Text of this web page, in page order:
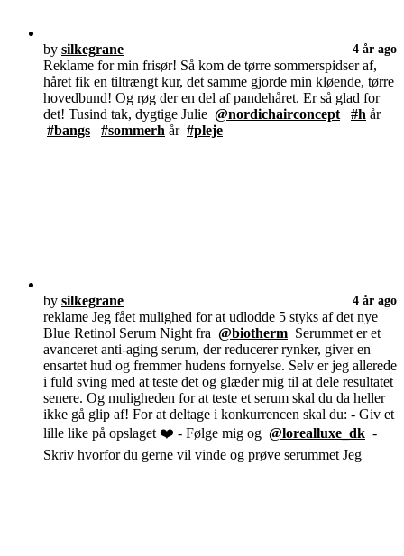
by silkegrane 4 år ago
Reklame for min frisør! Så kom de tørre sommerspidser af,
håret fik en tiltrængt kur, det samme gjorde min kløende, tørre
hovedbund! Og røg der en del af pandehåret. Er så glad for
det! Tusind tak, dygtige Julie @nordichairconcept #h år
#bangs
#sommerh år #pleje
by silkegrane 4 år ago
reklame Jeg fået mulighed for at udlodde 5 styks af det nye
Blue Retinol Serum Night fra @biotherm Serummet er et
avanceret anti-aging serum, der reducerer rynker, giver en
ensartet hud og fremmer hudens fornyelse. Selv er jeg allerede
i fuld sving med at teste det og glæder mig til at dele resultatet
senere. Og muligheden for at teste et serum skal du da heller
ikke gå glip af! For at deltage i konkurrencen skal du: - Giv et
lille like på opslaget ❤️ - Følge mig og @lorealluxe_dk -
Skriv hvorfor du gerne vil vinde og prøve serummet Jeg